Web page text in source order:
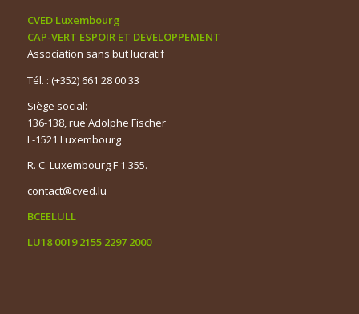
CVED Luxembourg
CAP-VERT ESPOIR ET DEVELOPPEMENT
Association sans but lucratif
Tél. : (+352) 661 28 00 33
Siège social:
136-138, rue Adolphe Fischer
L-1521 Luxembourg
R. C. Luxembourg F 1.355.
contact@cved.lu
BCEELULL
LU18 0019 2155 2297 2000